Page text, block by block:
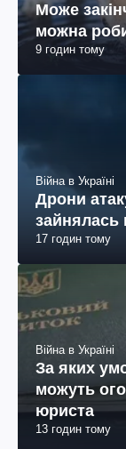
Може
можна
9 годин тому
Війна в Україні
Дрони
зайнялась
17 годин тому
Війна в Україні
За яких
можуть
юриста
13 годин тому